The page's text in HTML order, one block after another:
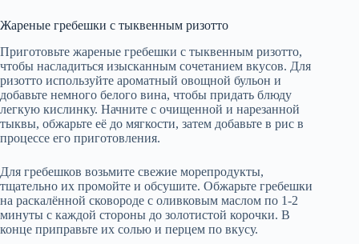
Жареные гребешки с тыквенным ризотто
Приготовьте жареные гребешки с тыквенным ризотто,
чтобы насладиться изысканным сочетанием вкусов. Для
ризотто используйте ароматный овощной бульон и
добавьте немного белого вина, чтобы придать блюду
легкую кислинку. Начните с очищенной и нарезанной
тыквы, обжарьте её до мягкости, затем добавьте в рис в
процессе его приготовления.
Для гребешков возьмите свежие морепродукты,
тщательно их промойте и обсушите. Обжарьте гребешки
на раскалённой сковороде с оливковым маслом по 1-2
минуты с каждой стороны до золотистой корочки. В
конце приправьте их солью и перцем по вкусу.